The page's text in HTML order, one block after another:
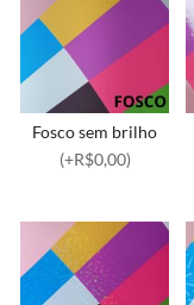
Fosco sem brilho
(+R$0,00)